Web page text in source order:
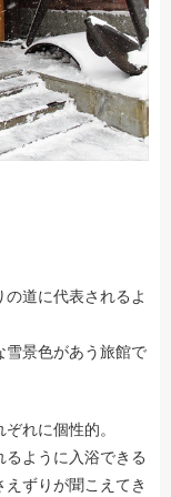
道に代表されるよ
雪景色があう旅館で
れに個性的。
ように入浴できる
ずりが聞こえてき